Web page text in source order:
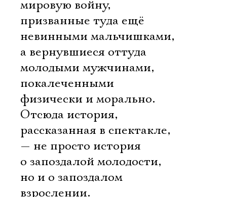
мировую войну,
призванные туда ещё
невинными мальчишками,
а вернувшиеся оттуда
молодыми мужчинами,
покалеченными
физически и морально.
Отсюда история,
рассказанная в спектакле,
— не просто история
о запоздалой молодости,
но и о запоздалом
взрослении.